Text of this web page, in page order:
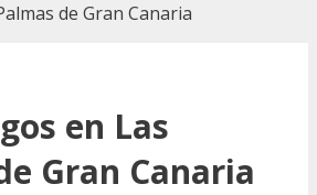
de Gran Canaria
en Las
Gran Canaria